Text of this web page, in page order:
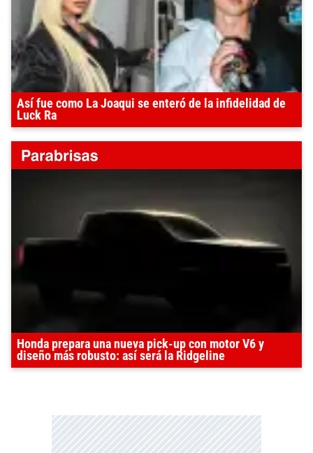
Así fue como La Joaqui se enteró de la infidelidad de
Luck Ra
Honda prepara una nueva pick-up con motor V6 y
diseño más robusto: así será la Ridgeline